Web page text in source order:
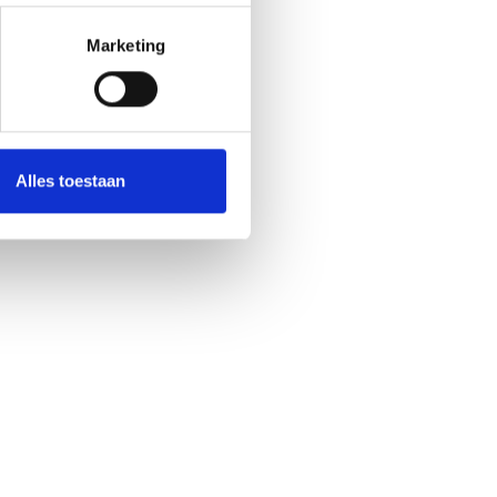
Marketing
Alles toestaan